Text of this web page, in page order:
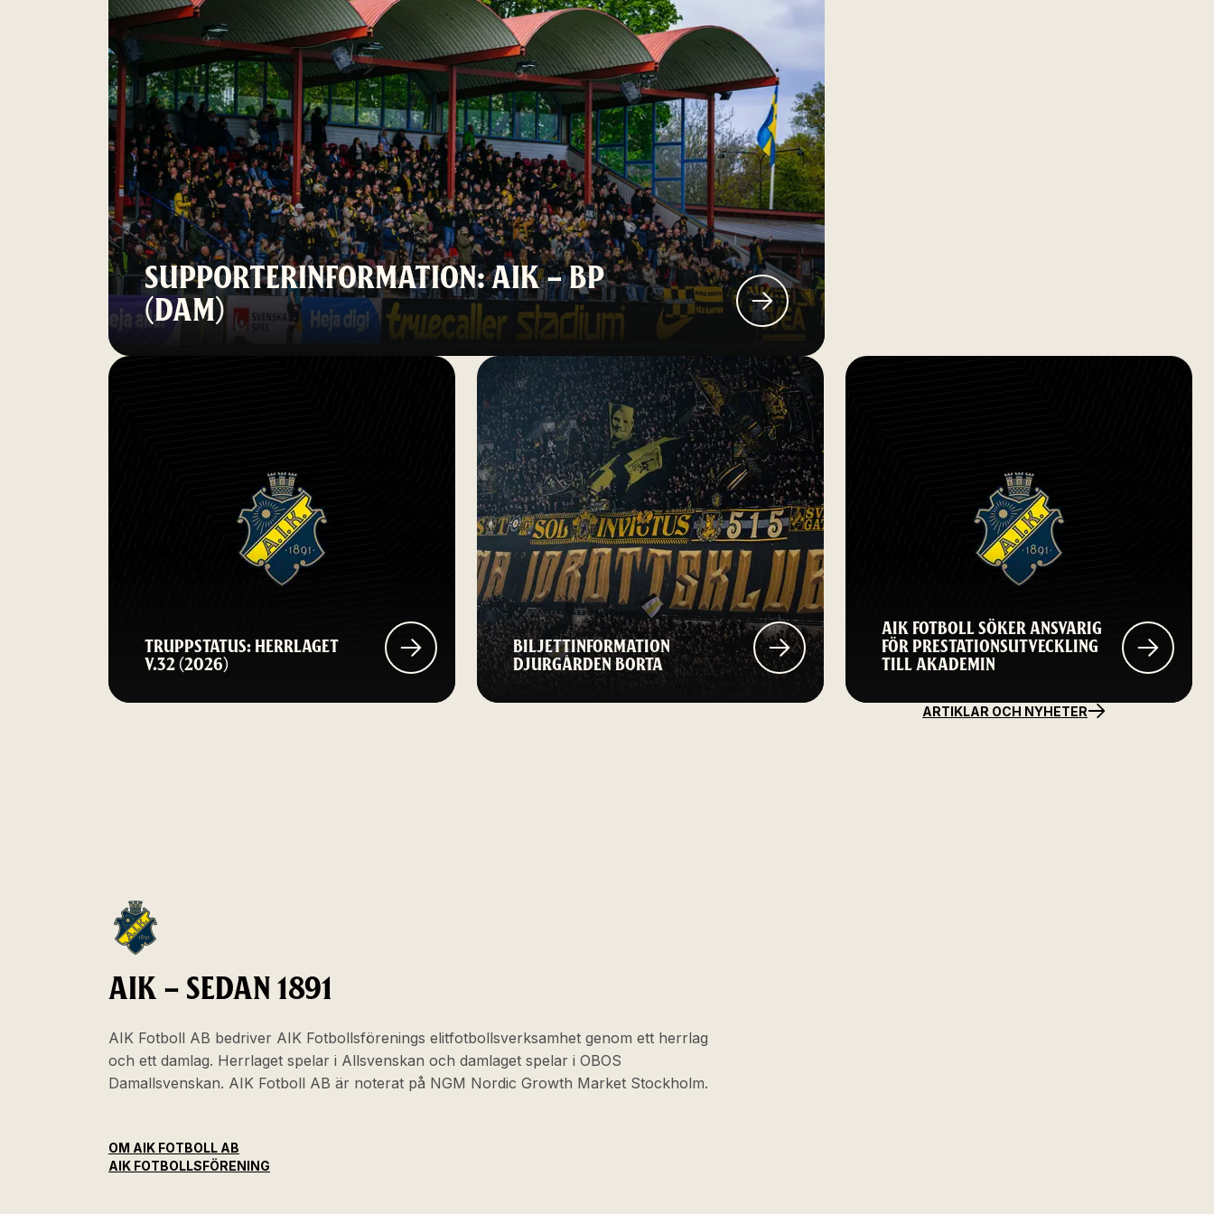
SUPPORTERINFORMATION: AIK – BP
(DAM)
TRUPPSTATUS: HERRLAGET
V.32 (2026)
BILJETTINFORMATION
DJURGÅRDEN BORTA
AIK FOTBOLL SÖKER ANSVARIG
FÖR PRESTATIONSUTVECKLING
TILL AKADEMIN
ARTIKLAR OCH NYHETER
AIK – SEDAN 1891
AIK Fotboll AB bedriver AIK Fotbollsförenings elitfotbollsverksamhet genom ett herrlag
och ett damlag. Herrlaget spelar i Allsvenskan och damlaget spelar i OBOS
Damallsvenskan. AIK Fotboll AB är noterat på NGM Nordic Growth Market Stockholm.
OM AIK FOTBOLL AB
AIK FOTBOLLSFÖRENING